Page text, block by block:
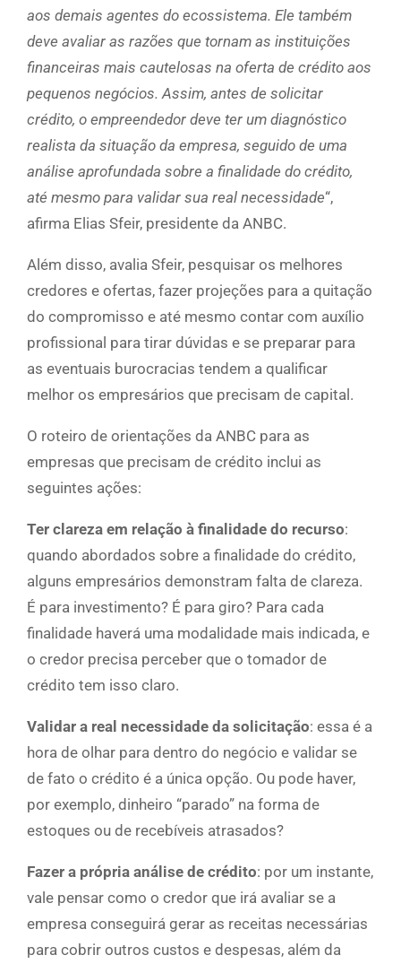
aos demais agentes do ecossistema. Ele também
deve avaliar as razões que tornam as instituições
financeiras mais cautelosas na oferta de crédito aos
pequenos negócios. Assim, antes de solicitar
crédito, o empreendedor deve ter um diagnóstico
realista da situação da empresa, seguido de uma
análise aprofundada sobre a finalidade do crédito,
até mesmo para validar sua real necessidade“,
afirma Elias Sfeir, presidente da ANBC.
Além disso, avalia Sfeir, pesquisar os melhores
credores e ofertas, fazer projeções para a quitação
do compromisso e até mesmo contar com auxílio
profissional para tirar dúvidas e se preparar para
as eventuais burocracias tendem a qualificar
melhor os empresários que precisam de capital.
O roteiro de orientações da ANBC para as
empresas que precisam de crédito inclui as
seguintes ações:
Ter clareza em relação à finalidade do recurso:
quando abordados sobre a finalidade do crédito,
alguns empresários demonstram falta de clareza.
É para investimento? É para giro? Para cada
finalidade haverá uma modalidade mais indicada, e
o credor precisa perceber que o tomador de
crédito tem isso claro.
Validar a real necessidade da solicitação: essa é a
hora de olhar para dentro do negócio e validar se
de fato o crédito é a única opção. Ou pode haver,
por exemplo, dinheiro “parado” na forma de
estoques ou de recebíveis atrasados?
Fazer a própria análise de crédito: por um instante,
vale pensar como o credor que irá avaliar se a
empresa conseguirá gerar as receitas necessárias
para cobrir outros custos e despesas, além da